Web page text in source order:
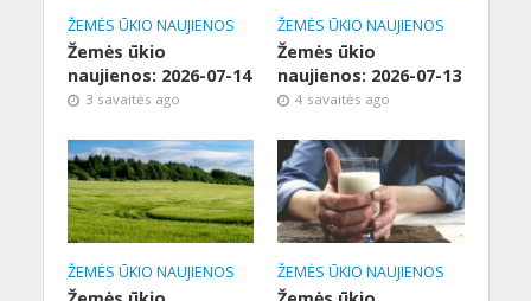
ŽEMĖS ŪKIO NAUJIENOS
Žemės ūkio
naujienos: 2026-07-14
3 savaitės ago
ŽEMĖS ŪKIO NAUJIENOS
Žemės ūkio
naujienos: 2026-07-13
4 savaitės ago
ŽEMĖS ŪKIO NAUJIENOS ŽEMĖS ŪKIO NAUJIENOS